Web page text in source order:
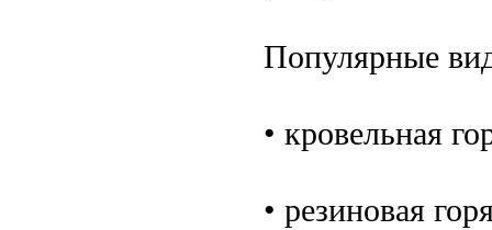
Популярные
• кровельная
• резиновая